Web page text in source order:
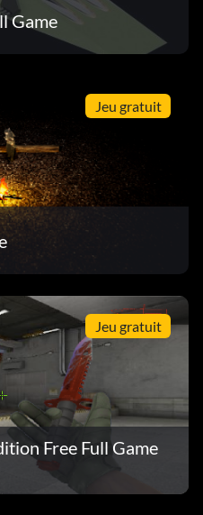
Game
Jeu gratuit
Jeu gratuit
Free Full Game